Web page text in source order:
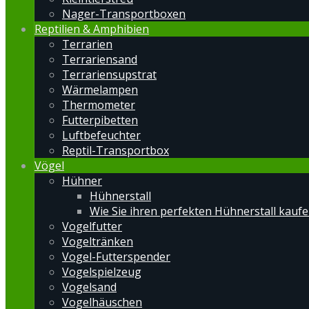
Nager-Transportboxen
Reptilien & Amphibien
Terrarien
Terrariensand
Terrariensupstrat
Wärmelampen
Thermometer
Futterpibetten
Luftbefeuchter
Reptil-Transportbox
Vögel
Hühner
Hühnerstall
Wie Sie ihren perfekten Hühnerstall
Vogelfutter
Vogeltränken
Vogel-Futterspender
Vogelspielzeug
Vogelsand
Vogelhäuschen